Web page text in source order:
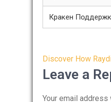
Кракен
Post
navigation
Discover How
Leave a
Your email